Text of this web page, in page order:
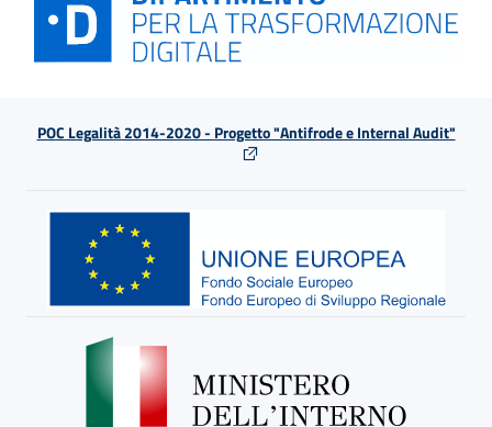
POC Legalità 2014-2020 - Progetto "Antifrode e Internal Audit"